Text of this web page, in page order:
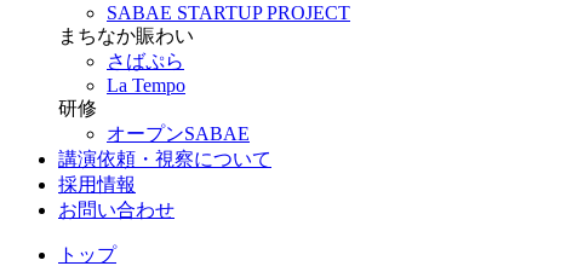
SABAE STARTUP PROJECT
まちなか賑わい
さばぷら
La Tempo
研修
オープンSABAE
講演依頼・視察について
採用情報
お問い合わせ
トップ